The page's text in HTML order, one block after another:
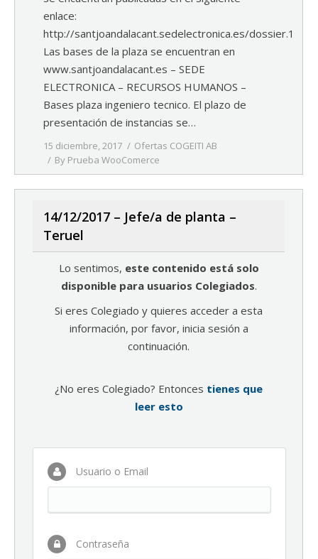
enlace:
http://santjoandalacant.sedelectronica.es/dossier.1
Las bases de la plaza se encuentran en
www.santjoandalacant.es – SEDE
ELECTRONICA – RECURSOS HUMANOS –
Bases plaza ingeniero tecnico. El plazo de
presentación de instancias se…
15 diciembre, 2017
Ofertas COGEITI AB
By Prueba WooComerce
14/12/2017 – Jefe/a de planta –
Teruel
Lo sentimos, este contenido está solo
disponible para usuarios Colegiados.
Si eres Colegiado y quieres acceder a esta
información, por favor, inicia sesión a
continuación.
¿No eres Colegiado? Entonces tienes que
leer esto
Usuario o Email
Contraseña